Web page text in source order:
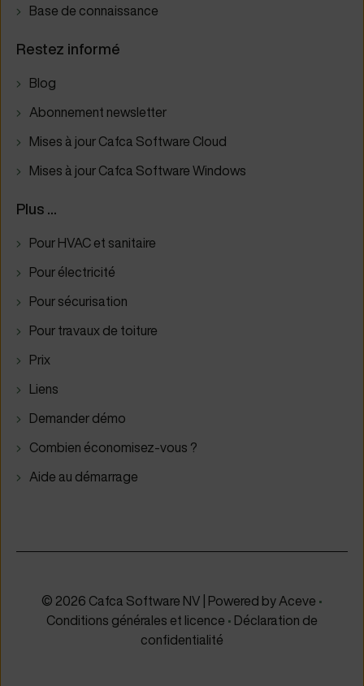
Base de connaissance
Restez informé
Blog
Abonnement newsletter
Mises à jour Cafca Software Cloud
Mises à jour Cafca Software Windows
Plus ...
Pour HVAC et sanitaire
Pour électricité
Pour sécurisation
Pour travaux de toiture
Prix
Liens
Demander démo
Combien économisez-vous ?
Aide au démarrage
© 2026 Cafca Software NV | Powered byAceve •
Conditions générales et licence • Déclaration de
confidentialité